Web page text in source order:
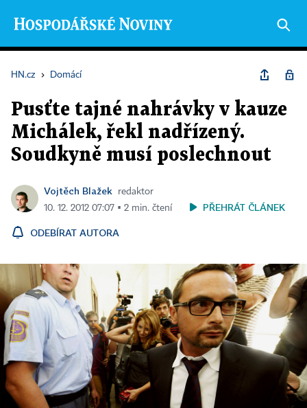
HN.cz › Domácí
Pusťte tajné nahrávky v kauze
Michálek, řekl nadřízený.
Soudkyně musí poslechnout
Vojtěch Blažek
redaktor
10. 12. 2012 07:07 ▪ 2 min. čtení
PŘEHRÁT ČLÁNEK
ODEBÍRAT AUTORA